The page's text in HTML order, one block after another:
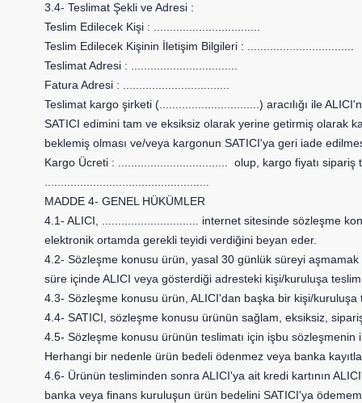
3.4- Teslimat Şekli ve Adresi :
Teslim Edilecek Kişi :
Teslim Edilecek Kişinin İletişim Bilgileri :
Teslimat Adresi :
Fatura Adresi :
Teslimat kargo şirketi (
) aracılığı ile
SATICI edimini tam ve eksiksiz olarak yerine getirmiş olarak
beklemiş olması ve/veya kargonun SATICI'ya geri iade
Kargo Ücreti :
olup, kargo fiyatı sipariş
MADDE 4- GENEL HÜKÜMLER
4.1- ALICI,
internet sitesinde sözleşme
elektronik ortamda gerekli teyidi verdiğini beyan eder.
4.2- Sözleşme konusu ürün, yasal 30 günlük süreyi
süre içinde ALICI veya gösterdiği adresteki kişi/kuruluşa
4.3- Sözleşme konusu ürün, ALICI'dan başka bir kişi/
4.4- SATICI, sözleşme konusu ürünün sağlam, eksiksiz,
4.5- Sözleşme konusu ürünün teslimatı için işbu sözleşmenin
Herhangi bir nedenle ürün bedeli ödenmez veya banka
4.6- Ürünün tesliminden sonra ALICI'ya ait kredi kartının
banka veya finans kuruluşun ürün bedelini SATICI'ya